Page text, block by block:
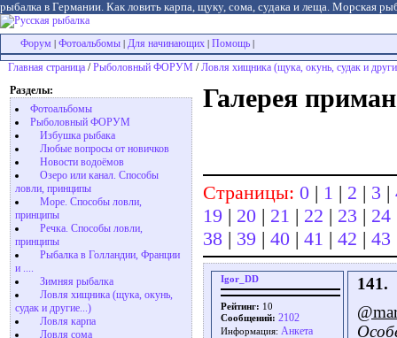
рыбалка в Германии. Как ловить карпа, щуку, сома, судака и леща. Морская
Форум Фотоальбомы Для начинающих Помощь
Главная страница /Рыболовный ФОРУМ /Ловля хищника (щука, окунь, судак и
Разделы:
Фотоальбомы
Рыболовный ФОРУМ
Избушка рыбака
Любые вопросы от новичков
Новости водоёмов
Озеро или канал. Способы
ловли, принципы
Море. Способы ловли,
принципы
Речка. Способы ловли,
принципы
Рыбалка в Голландии, Франции
и ....
Зимняя рыбалка
Ловля хищника (щука, окунь,
судак и другие...)
Ловля карпа
Ловля сома
Галерея
Страницы: 0 | 1 | 2 | 3 |
19 | 20 | 21 | 22 | 23 | 24
38 | 39 | 40 | 41 | 42 | 43
Igor_DD
Рейтинг: 10
Сообщений: 2102
Информация: Aнкета
141.